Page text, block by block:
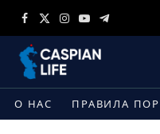
Facebook
X
Instagram
YouTubeTelegram
О НАС ПРАВИЛА